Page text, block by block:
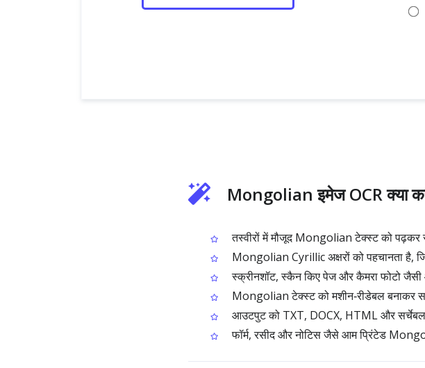
Mongolian इमेज OCR क्या
तस्वीरों में मौजूद Mongolian टेक्स्ट को पढ़कर
Mongolian Cyrillic अक्षरों को पहचानता है,
स्क्रीनशॉट, स्कैन किए पेज और कैमरा फोटो
Mongolian टेक्स्ट को मशीन‑रीडेबल बनाकर
आउटपुट को TXT, DOCX, HTML और सर्चेबल
फॉर्म, रसीद और नोटिस जैसे आम प्रिंटेड